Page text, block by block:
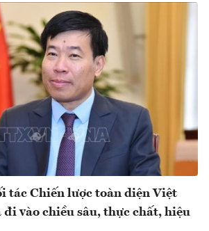
tác Chiến lược toàn diện Việt
vào chiều sâu, thực chất, hiệu